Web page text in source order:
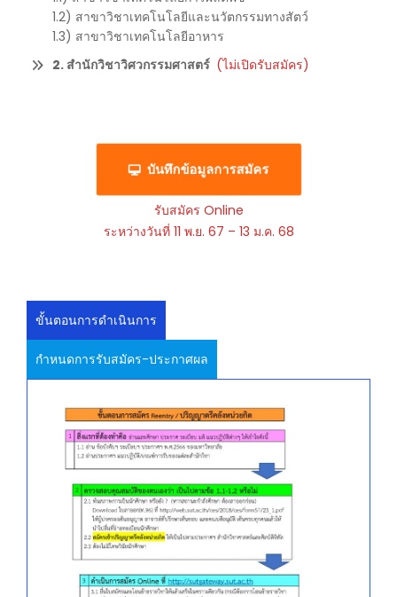
1.2) สาขาวิชาเทคโนโลยีและนวัตกรรมทางสัตว์
1.3) สาขาวิชาเทคโนโลยีอาหาร
2. สำนักวิชาวิศวกรรมศาสตร์ (ไม่เปิดรับสมัคร)
บันทึกข้อมูลการสมัคร
รับสมัคร Online
ระหว่างวันที่ 11 พ.ย. 67 – 13 ม.ค. 68
ขั้นตอนการดำเนินการ
กำหนดการรับสมัคร-ประกาศผล